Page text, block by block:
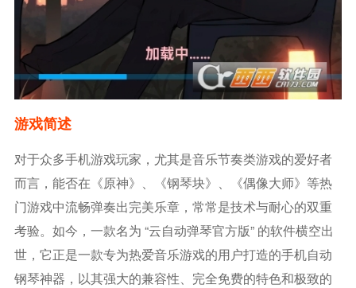
游戏简述
对于众多手机游戏玩家，尤其是音乐节奏类游戏的爱好者
而言，能否在《原神》、《钢琴块》、《偶像大师》等热
门游戏中流畅弹奏出完美乐章，常常是技术与耐心的双重
考验。如今，一款名为 “云自动弹琴官方版” 的软件横空出
世，它正是一款专为热爱音乐游戏的用户打造的手机自动
钢琴神器，以其强大的兼容性、完全免费的特色和极致的